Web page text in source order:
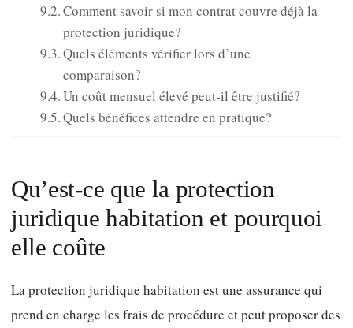
Comment savoir si mon contrat couvre déjà la
protection juridique?
Quels éléments vérifier lors d’une
comparaison?
Un coût mensuel élevé peut‑il être justifié?
Quels bénéfices attendre en pratique?
Qu’est‑ce que la protection
juridique habitation et pourquoi
elle coûte
La protection juridique habitation est une assurance qui
prend en charge les frais de procédure et peut proposer des